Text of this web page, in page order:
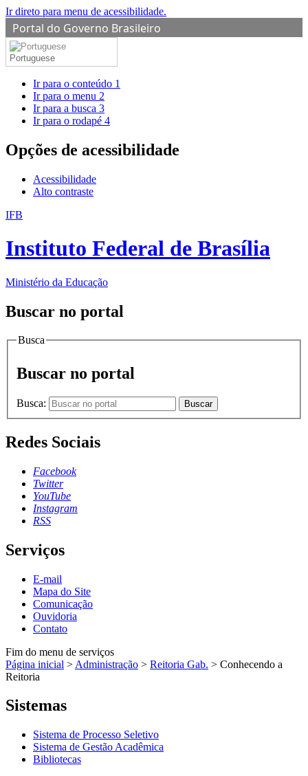
Ir direto para menu de acessibilidade.
Portal do Governo Brasileiro
Portuguese
Ir para o conteúdo 1
Ir para o menu 2
Ir para a busca 3
Ir para o rodapé 4
Opções de acessibilidade
Acessibilidade
Alto contraste
IFB
Instituto Federal de Brasília
Ministério da Educação
Buscar no portal
Busca
Buscar no portal
Busca: Buscar
Redes Sociais
Facebook
Twitter
YouTube
Instagram
RSS
Serviços
E-mail
Mapa do Site
Comunicação
Ouvidoria
Contato
Fim do menu de serviços
Página inicial > Administração > Reitoria Gab. > Conhecendo a
Reitoria
Sistemas
Sistema de Processo Seletivo
Sistema de Gestão Acadêmica
Bibliotecas